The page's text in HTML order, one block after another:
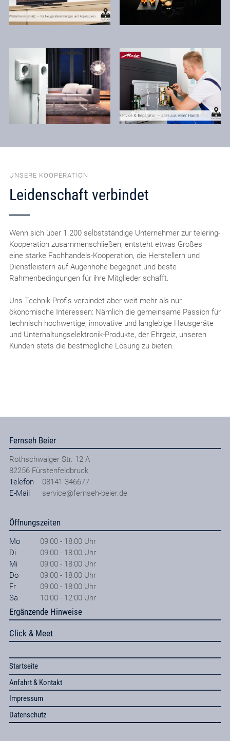
UNSERE KOOPERATION
Leidenschaft verbindet
Wenn sich über 1.200 selbstständige Unternehmer zur telering-
Kooperation zusammenschließen, entsteht etwas Großes –
eine starke Fachhandels-Kooperation, die Herstellern und
Dienstleistern auf Augenhöhe begegnet und beste
Rahmenbedingungen für ihre Mitglieder schafft.
Uns Technik-Profis verbindet aber weit mehr als nur
ökonomische Interessen: Nämlich die gemeinsame Passion für
technisch hochwertige, innovative und langlebige Hausgeräte
und Unterhaltungselektronik-Produkte, der Ehrgeiz, unseren
Kunden stets die bestmögliche Lösung zu bieten.
Fernseh Beier
Rothschwaiger Str. 12 A
82256 Fürstenfeldbruck
Telefon
08141 346677
E-Mail
service@fernseh-beier.de
Öffnungszeiten
Mo
09:00 - 18:00 Uhr
Di
09:00 - 18:00 Uhr
Mi
09:00 - 18:00 Uhr
Do
09:00 - 18:00 Uhr
Fr
09:00 - 18:00 Uhr
Sa
10:00 - 12:00 Uhr
Ergänzende Hinweise
Click & Meet
Startseite
Anfahrt & Kontakt
Impressum
Datenschutz